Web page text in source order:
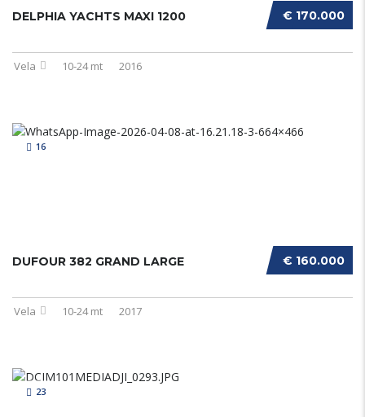
€ 170.000
DELPHIA YACHTS MAXI 1200
Vela 10-24 mt 2016
16
€ 160.000
DUFOUR 382 GRAND LARGE
Vela 10-24 mt 2017
23